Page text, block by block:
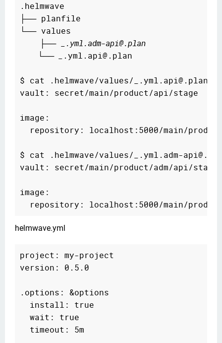
.helmwave
├── planfile
└── values
    ├──
_.yml.adm-api@.plan
    └── _
.yml.api@.plan
$ cat .helmwave/values/
vault: secret/
image:
repository: localhost:5000/main/
$ cat .helmwave/
vault: secret/main/product/adm/api/stage
image:
helmwave.yml
project: my-project
version: 0.5.0
.options: &options
  install: true
  wait: true
  timeout: 5m